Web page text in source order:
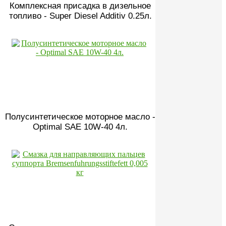
Комплексная присадка в дизельное
топливо - Super Diesel Additiv 0.25л.
Полусинтетическое моторное масло -
Optimal SAE 10W-40 4л.